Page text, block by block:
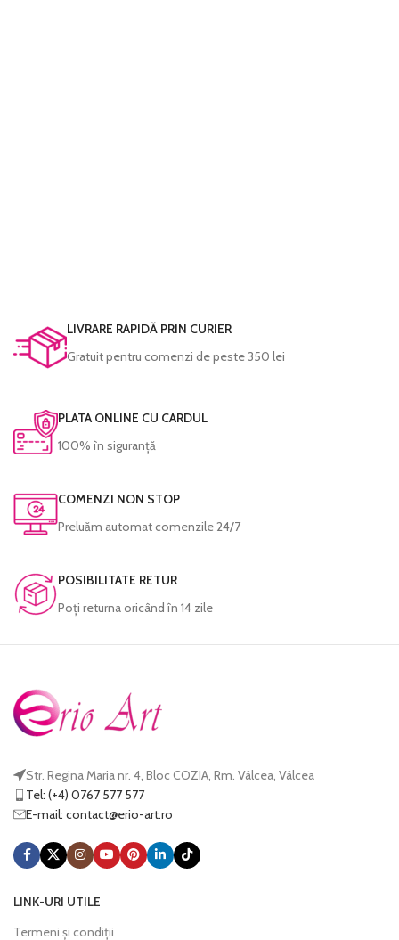
LIVRARE RAPIDĂ PRIN CURIER
Gratuit pentru comenzi de peste 350 lei
PLATA ONLINE CU CARDUL
100% în siguranță
COMENZI NON STOP
Preluăm automat comenzile 24/7
POSIBILITATE RETUR
Poţi returna oricând în 14 zile
Str. Regina Maria nr. 4, Bloc COZIA, Rm. Vâlcea, Vâlcea
Tel: (+4) 0767 577 577
E-mail:
or.tra-oire
@tcatnoc
LINK-URI UTILE
Termeni și condiții